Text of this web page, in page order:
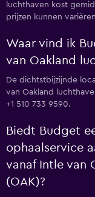
luchthaven kost
prijzen kunnen
Waar vind ik
van Oakland
De dichtstbijzijnde
van Oakland
+1 510 733 9590.
Biedt Budget
ophaalservice
vanaf Intle van
(OAK)?